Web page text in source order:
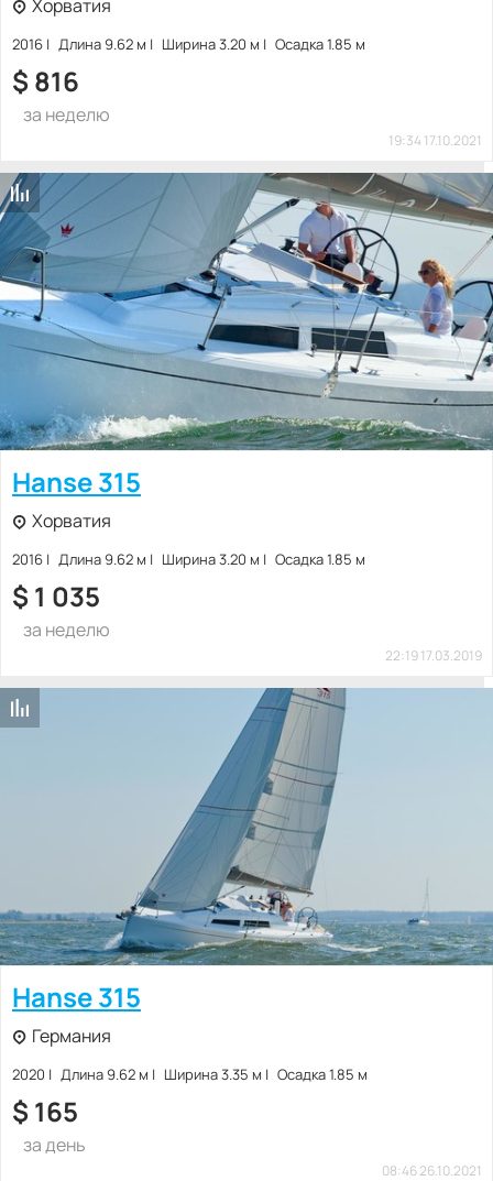
Хорватия
2016 Длина 9.62 м Ширина 3.20 м Осадка 1.85 м
$ 816
за неделю
19:34 17.10.2021
Hanse 315
Хорватия
2016 Длина 9.62 м Ширина 3.20 м Осадка 1.85 м
$ 1 035
за неделю
22:19 17.03.2019
Hanse 315
Германия
2020 Длина 9.62 м Ширина 3.35 м Осадка 1.85 м
$ 165
за день
08:46 26.10.2021